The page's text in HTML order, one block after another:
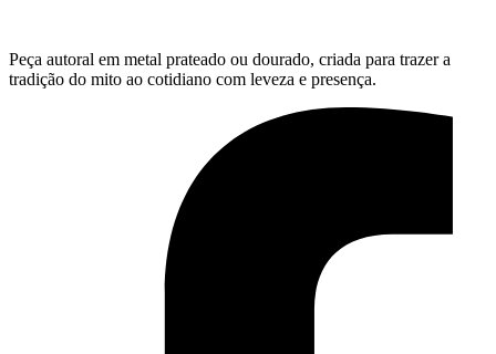
Peça autoral em metal prateado ou dourado, criada para trazer a
tradição do mito ao cotidiano com leveza e presença.